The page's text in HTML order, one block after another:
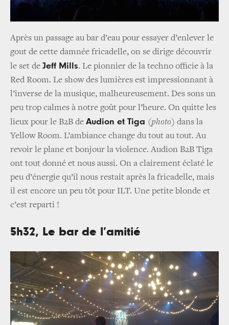
Après un passage au bar d’eau pour essayer d’enlever le
gout de cette damnée fricadelle, on se dirige découvrir
le set de Jeff Mills. Le pionnier de la techno officie à la
Red Room. Le show des lumières est impressionnant à
l’inverse de la musique, malheureusement. Des sons un
peu trop calmes à notre goût pour l’heure. On quitte les
lieux pour le B2B de Audion et Tiga (photo) dans la
Yellow Room. L’ambiance change du tout au tout. Au
revoir le plane et bonjour la violence. Audion B2B Tiga
ont tout donné et nous aussi. On a clairement éclaté le
peu d’énergie qu’il nous restait après la fricadelle, mais
il est encore un peu tôt pour ILT. Une petite blonde et
c’est reparti !
5h32, Le bar de l’amitié